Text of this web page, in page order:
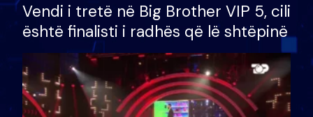
Vendi i tretë në Big Brother VIP 5, cili
është finalisti i radhës që lë shtëpinë